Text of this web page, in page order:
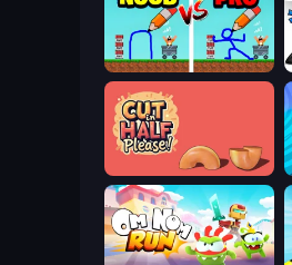
DOP Noob: Draw to Save
Cut in Half, Please!